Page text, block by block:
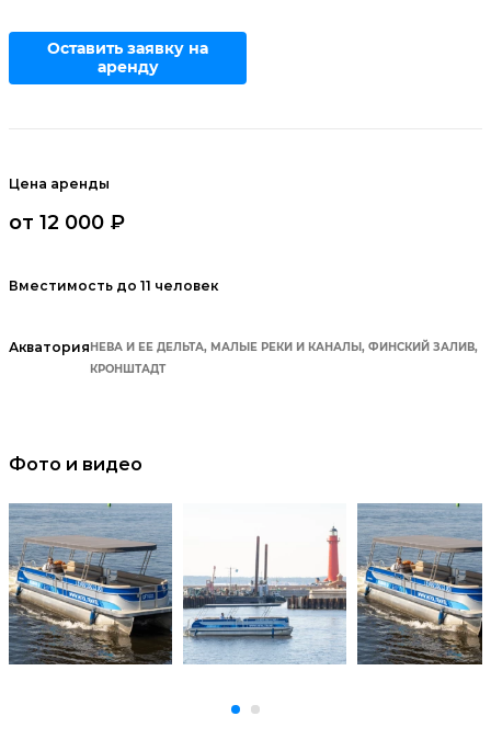
Оставить заявку на
аренду
Цена аренды
от 12 000 ₽
Вместимость до 11 человек
АкваторияНЕВА И ЕЕ ДЕЛЬТА, МАЛЫЕ РЕКИ И КАНАЛЫ, ФИНСКИЙ ЗАЛИВ,
КРОНШТАДТ
Фото и видео